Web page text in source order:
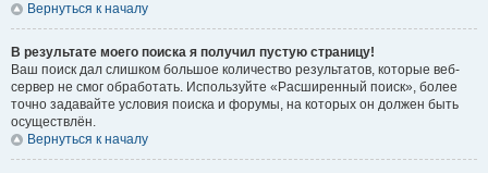
Вернуться к началу
В результате моего поиска я получил пустую страницу!
Ваш поиск дал слишком большое количество результатов, которые веб-
сервер не смог обработать. Используйте «Расширенный поиск», более
точно задавайте условия поиска и форумы, на которых он должен быть
осуществлён.
Вернуться к началу